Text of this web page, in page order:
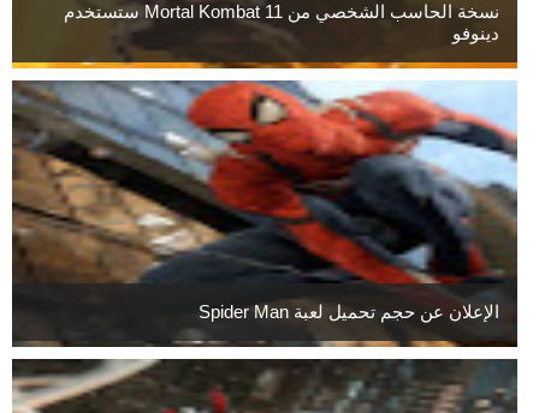
نسخة الحاسب الشخصي من Mortal Kombat 11 ستستخدم
دينوفو
الإعلان عن حجم تحميل لعبة Spider Man